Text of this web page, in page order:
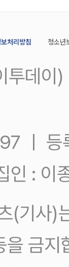
처리방침 청소년
투데
ㅣ
인 : 이
(기사)
금지